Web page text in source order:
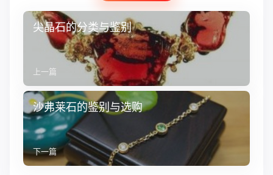
尖晶石的分类与鉴别
上一篇
沙弗莱石的鉴别与选购
下一篇